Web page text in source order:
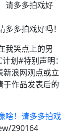
多拍戏好吗！
我笑点上的男
划#特别声明：
新浪网观点或立
于作品发表后的
啥！请多多拍戏
290164